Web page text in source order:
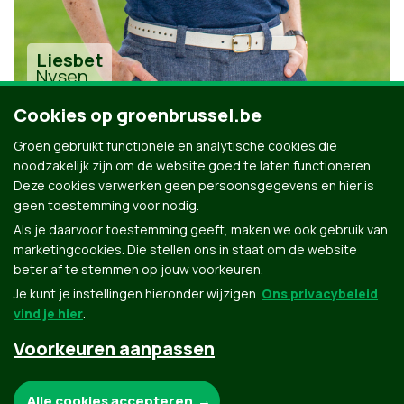
Liesbet
Nysen
Alle kandidaten uit Watermaal-Bosvoorde
Groen.be
Cookies op groenbrussel.be
Groen gebruikt functionele en analytische cookies die
noodzakelijk zijn om de website goed te laten functioneren.
Deze cookies verwerken geen persoonsgegevens en hier is
geen toestemming voor nodig.
Als je daarvoor toestemming geeft, maken we ook gebruik van
marketingcookies. Die stellen ons in staat om de website
beter af te stemmen op jouw voorkeuren.
Je kunt je instellingen hieronder wijzigen. Ons privacybeleid
vind je hier.
Voorkeuren aanpassen